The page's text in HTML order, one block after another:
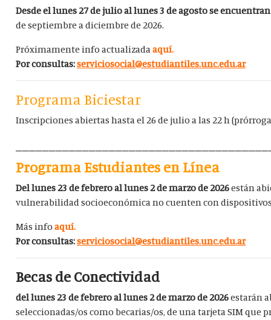
Desde el lunes 27 de julio al lunes 3 de agosto se
de septiembre a diciembre de 2026.
Próximamente info actualizadaaquí.
Por consultas:serviciosocial@estudiantiles.unc.edu.ar
Programa Biciestar
Inscripciones abiertas hasta el 26 de julio a las 22 h
Programa Estudiantes en Línea
Del lunes 23 de febrero al lunes 2 de marzo de 2026están
vulnerabilidad socioeconómica no cuenten con
Más infoaquí.
Por consultas:serviciosocial@estudiantiles.unc.edu.ar
Becas de Conectividad
del lunes 23 de febrero al lunes 2 de marzo de 2026estarán
seleccionadas/os como becarias/os, de una tarjeta SIM que